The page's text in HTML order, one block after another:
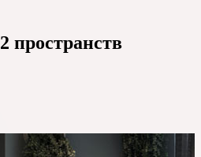
2 пространств